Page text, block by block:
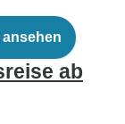
ansehen
ab